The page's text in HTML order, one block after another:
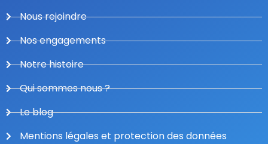
Nous rejoindre
Nos engagements
Notre histoire
Qui sommes nous ?
Le blog
Mentions légales et protection des données